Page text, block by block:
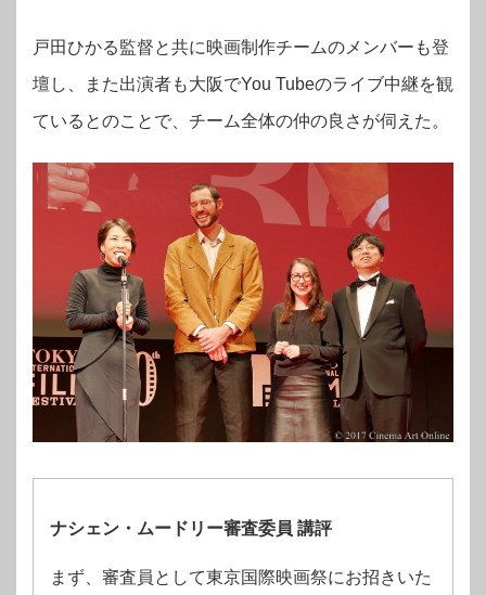
戸田ひかる監督と共に映画制作チームのメンバーも登
壇し、また出演者も大阪でYou Tubeのライブ中継を観
ているとのことで、チーム全体の仲の良さが伺えた。
ナシェン・ムードリー審査委員 講評
まず、審査員として東京国際映画祭にお招きいた